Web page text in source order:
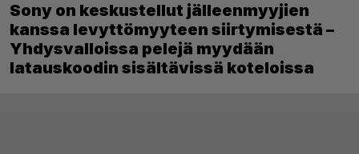
Sony on keskustellut jälleenmyyjien
kanssa levyttömyyteen siirtymisestä –
Yhdysvalloissa pelejä myydään
latauskoodin sisältävissä koteloissa